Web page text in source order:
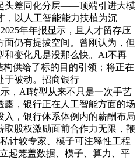
头差同化分层——顶端引进大模
，以人工智能能力扶植为沉
年年报显示，且人才留存压
仍有提拔空间。曾刚认为，但
和变化凡是没那么快。AI不再
构供给了标的目的引领；将正在
于被动。招商银行
示，AI转型从来不只是一次手艺
露，银行正在人工智能方面的场
，银行体系体例内的薪酬布局
股权激励面前合作力无限，鞭
计较专家、模子可注释性工程
起笼盖数据、模子、算力、平